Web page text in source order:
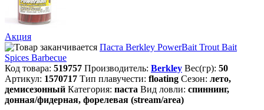
Акция
Паста Berkley PowerBait Trout Bait
Spices Barbecue
Код товара: 519757 Производитель: Berkley Вес(гр): 50
Артикул: 1570717 Тип плавучести: floating Сезон: лето,
демисезонный Категория: паста Вид ловли: спиннинг,
донная/фидерная, форелевая (stream/area)